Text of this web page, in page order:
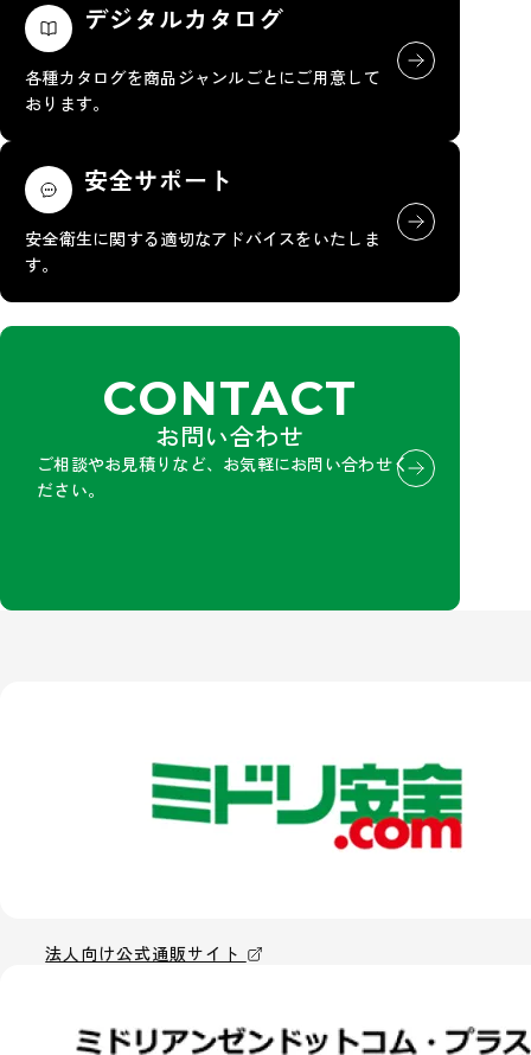
デジタルカタログ
各種カタログを商品ジャンルごとにご用意して
おります。
安全サポート
安全衛生に関する適切なアドバイスをいたしま
す。
CONTACT
お問い合わせ
ご相談やお見積りなど、お気軽にお問い合わせく
ださい。
法人向け公式通販サイト